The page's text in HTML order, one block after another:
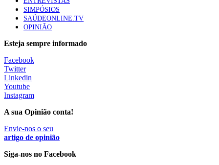
elegíveis para inibidores PD-(L)1
61 visualizações
MAIS NOTÍCIAS
Quase 11.900 jovens recorreram aos cheques psicólogo e
nutricionista no primeiro mês
7 Ago, 2026
apoio robótico em Portugal
SIMPÓSIOS
SAÚDEONLINE.TV
OPINIÃO
Esteja sempre informado
Facebook
Twitter
Linkedin
Youtube
Instagram
A sua Opinião conta!
Envie-nos o seu
artigo de opinião
Siga-nos no Facebook